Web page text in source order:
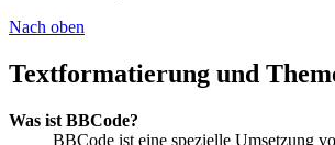
Nach oben
Textformatierung und
Was ist BBCode?
BBCode ist eine spezielle Umsetzung